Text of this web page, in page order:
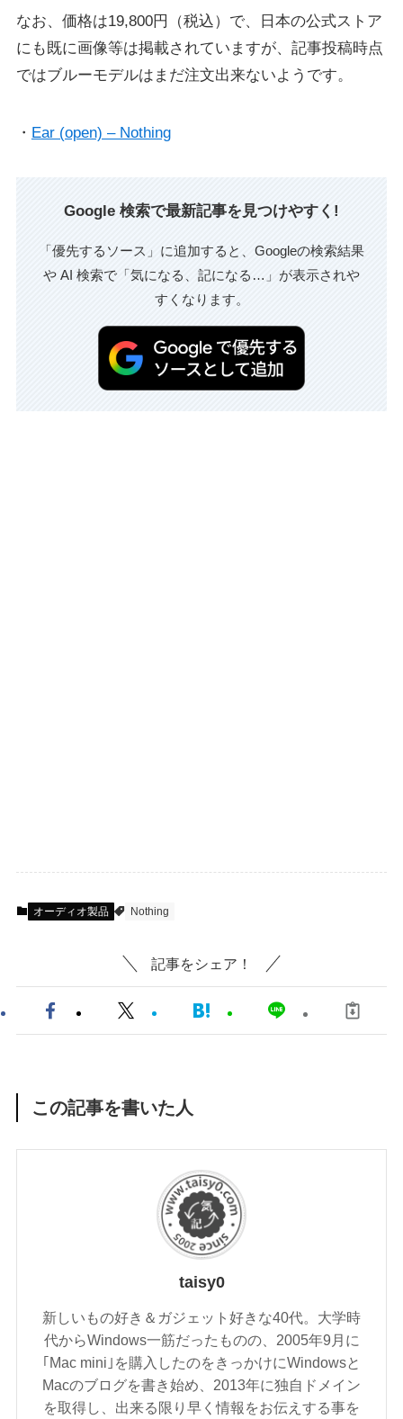
なお、価格は19,800円（税込）で、日本の公式ストア
にも既に画像等は掲載されていますが、記事投稿時点
ではブルーモデルはまだ注文出来ないようです。
・ Ear (open) – Nothing
Google 検索で最新記事を見つけやすく!
「優先するソース」に追加すると、Googleの検索結果
や AI 検索で「気になる、記になる…」が表示されや
すくなります。
オーディオ製品 Nothing
記事をシェア！
この記事を書いた人
taisy0
新しいもの好き＆ガジェット好きな40代。大学時
代からWindows一筋だったものの、2005年9月に
｢Mac mini｣を購入したのをきっかけにWindowsと
Macのブログを書き始め、2013年に独自ドメイン
を取得し、出来る限り早く情報をお伝えする事を